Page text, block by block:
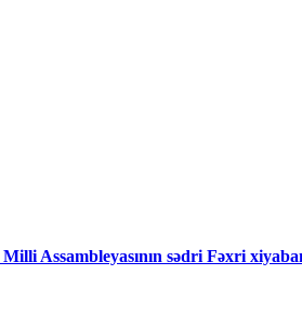
Assambleyasının sədri Fəxri